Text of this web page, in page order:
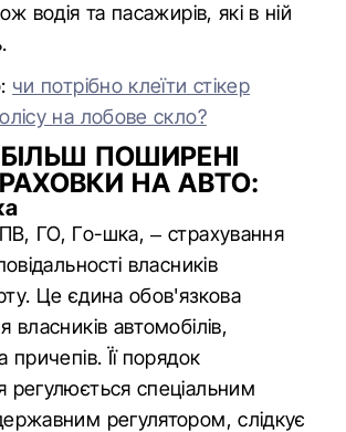
водія та пасажирів, які в ній
чи потрібно клеїти стікер
на лобове скло?
ПОШИРЕНІ
НА АВТО:
ГО, Го-шка, – страхування
власників
Це єдина обов'язкова
власників автомобілів,
причепів. Її порядок
регулюється спеціальним
регулятором, слідкує